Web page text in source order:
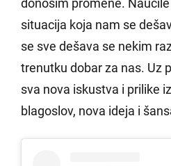
donosim promene.
situacija koja nam se
se sve dešava se nekim
trenutku dobar za nas. Uz
sva nova iskustva i prilike
blagoslov, nova ideja i